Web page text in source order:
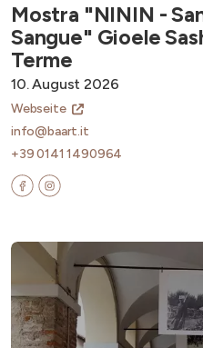
Mostra "NININ -
Sangue" Gioele
Terme
10. August 2026
Webseite
info@baart.it
+39 0141 1490964